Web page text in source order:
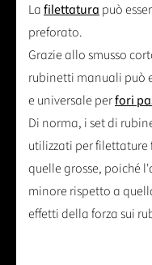
Lafilettaturapuò
preforato.
Grazie allo smusso
rubinetti manuali può
e universale perfori
Di norma, i set di
utilizzati per filettature
quelle grosse, poiché
minore rispetto a
effetti della forza sui